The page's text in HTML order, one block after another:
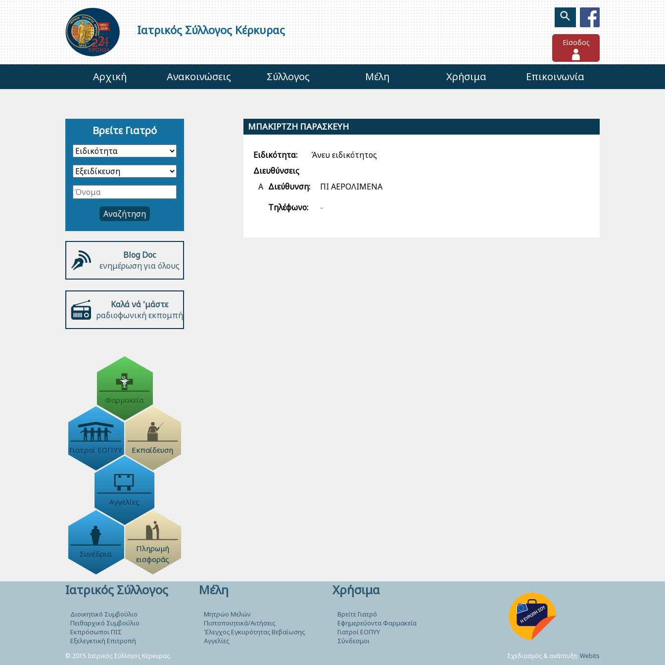
Ιατρικός Σύλλογος Κέρκυρας
Είσοδος
Αρχική Ανακοινώσεις Σύλλογος Μέλη Χρήσιμα Επικοινωνία
ΜΠΑΚΙΡΤΖΗ ΠΑΡΑΣΚΕΥΗ
Ειδικότητα:
Άνευ ειδικότητος
Διευθύνσεις
Α Διεύθυνση:
ΠΙ ΑΕΡΟΛΙΜΕΝΑ
Τηλέφωνο:
-
Βρείτε Γιατρό
Αναζήτηση
Blog Doc
ενημέρωση για όλους
Καλά νά 'μάστε
ραδιοφωνική εκπομπή
Φαρμακεία
Γιατροί ΕΟΠΥΥ Εκπαίδευση
Αγγελίες
Συνέδρια
Πληρωμή
εισφοράς
Ιατρικός Σύλλογος
Διοικητικό Συμβούλιο
Πειθαρχικό Συμβούλιο
Εκπρόσωποι ΠΙΣ
Εξελεγκτική Επιτροπή
Μέλη
Μητρώο Μελών
Πιστοποιητικά/Αιτήσεις
Έλεγχος Εγκυρότητας Βεβαίωσης
Αγγελίες
Χρήσιμα
Βρείτε Γιατρό
Εφημερεύοντα Φαρμακεία
Γιατροί ΕΟΠΥΥ
Σύνδεσμοι
© 2015 Ιατρικός Σύλλογος Κέρκυρας. Σχεδιασμός & ανάπτυξη: Webits